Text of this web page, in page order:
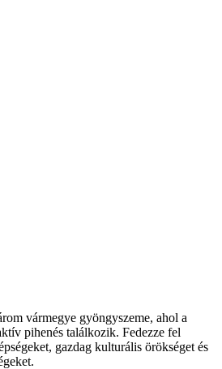
vármegye gyöngyszeme, ahol a
pihenés találkozik. Fedezze fel
gazdag kulturális örökséget és